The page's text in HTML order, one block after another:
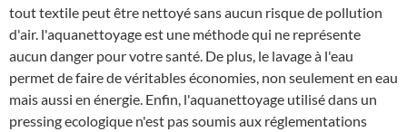
tout textile peut être nettoyé sans aucun risque de pollution
d'air. l'aquanettoyage est une méthode qui ne représente
aucun danger pour votre santé. De plus, le lavage à l'eau
permet de faire de véritables économies, non seulement en eau
mais aussi en énergie. Enfin, l'aquanettoyage utilisé dans un
pressing ecologique n'est pas soumis aux réglementations